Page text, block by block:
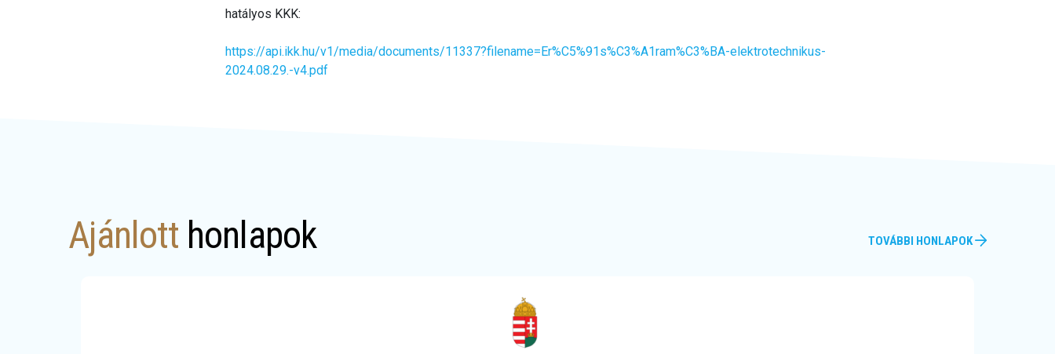
hatályos KKK:
https://api.ikk.hu/v1/media/documents/11337?filename=Er%C5%91s%C3%A1ram%C3%BA-elektrotechnikus-
2024.08.29.-v4.pdf
Ajánlott honlapok TOVÁBBI HONLAPOK